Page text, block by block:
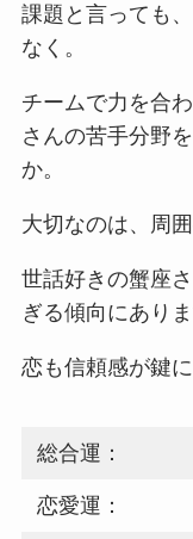
課題と言っても
なく。
チームで力を合
さんの苦手分野
か。
大切なのは、周
世話好きの蟹座
ぎる傾向にあり
恋も信頼感が鍵に
総合運：
恋愛運：